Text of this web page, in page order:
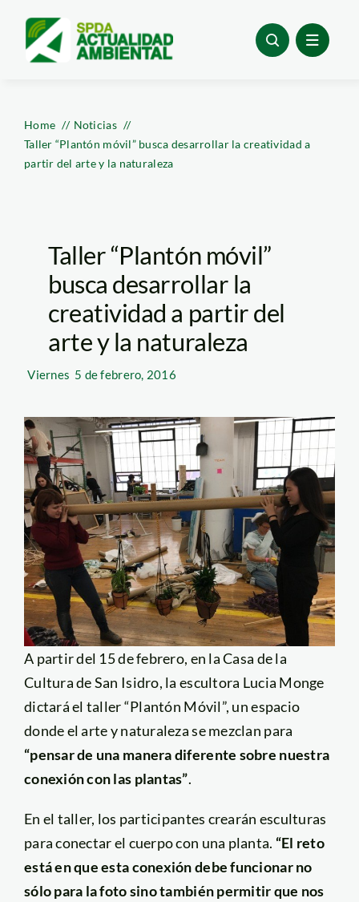
content
Home
Noticias
Taller “Plantón móvil” busca desarrollar la creatividad a
partir del arte y la naturaleza
Taller “Plantón móvil”
busca desarrollar la
creatividad a partir del
arte y la naturaleza
Viernes 5 de febrero, 2016
A partir del 15 de febrero, en la Casa de la
Cultura de San Isidro, la escultora Lucia Monge
dictará el taller “Plantón Móvil”, un espacio
donde el arte y naturaleza se mezclan para
“pensar de una manera diferente sobre nuestra
conexión con las plantas”.
En el taller, los participantes crearán esculturas
para conectar el cuerpo con una planta. “El reto
está en que esta conexión debe funcionar no
sólo para la foto sino también permitir que nos